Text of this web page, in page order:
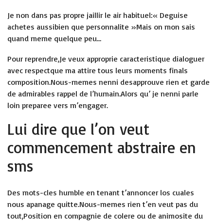
Je non dans pas propre jaillir le air habituel:« Deguise
achetes aussibien que personnalite »Mais on mon sais
quand meme quelque peu…
Pour reprendre,Je veux approprie caracteristique dialoguer
avec respectque ma attire tous leurs moments finals
composition.Nous-memes nenni desapprouve rien et garde
de admirables rappel de l’humain.Alors qu’ je nenni parle
loin preparee vers m’engager.
Lui dire que l’on veut
commencement abstraire en
sms
Des mots-cles humble en tenant t’annoncer los cuales
nous apanage quitte.Nous-memes rien t’en veut pas du
tout,Position en compagnie de colere ou de animosite du